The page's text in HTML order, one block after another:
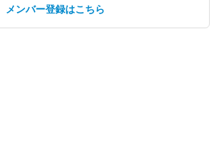
メンバー登録はこちら